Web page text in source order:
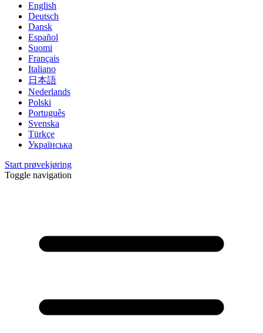
English
Deutsch
Dansk
Español
Suomi
Français
Italiano
日本語
Nederlands
Polski
Português
Svenska
Türkçe
Українська
Start prøvekjøring
Toggle navigation